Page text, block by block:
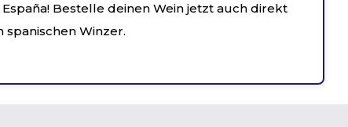
España! Bestelle deinen Wein jetzt auch direkt
spanischen Winzer.